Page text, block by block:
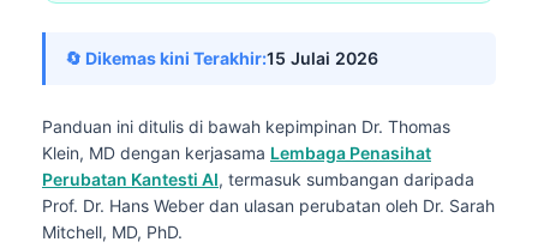
🔄 Dikemas kini Terakhir:15 Julai 2026
Panduan ini ditulis di bawah kepimpinan Dr. Thomas
Klein, MD dengan kerjasama Lembaga Penasihat
Perubatan Kantesti AI, termasuk sumbangan daripada
Prof. Dr. Hans Weber dan ulasan perubatan oleh Dr. Sarah
Mitchell, MD, PhD.